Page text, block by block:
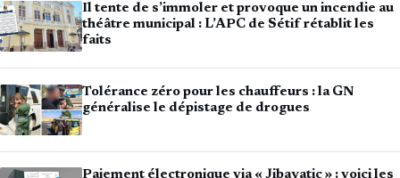
Il tente de s’immoler et provoque un incendie au
théâtre municipal : L’APC de Sétif rétablit les
faits
Tolérance zéro pour les chauffeurs : la GN
généralise le dépistage de drogues
Paiement électronique via « Jibayatic » : voici les